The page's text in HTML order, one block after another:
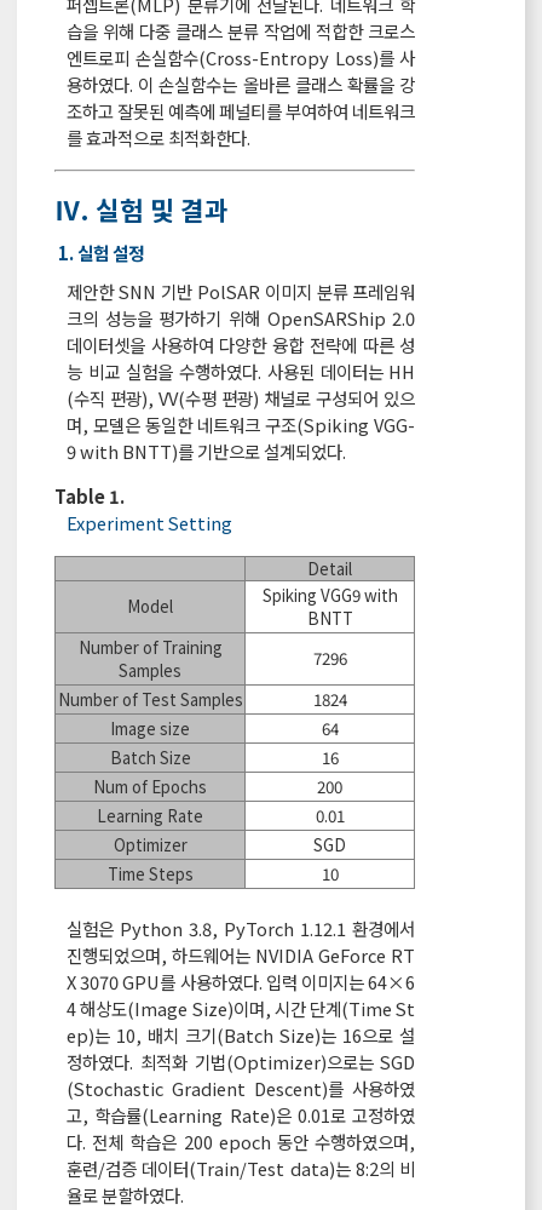
습을 위해 다중 클래스 분류 작업에 적합한 크로스
엔트로피 손실함수(Cross-Entropy Loss)를 사
용하였다. 이 손실함수는 올바른 클래스 확률을 강
조하고 잘못된 예측에 페널티를 부여하여 네트워크
를 효과적으로 최적화한다.
Ⅳ. 실험 및 결과
1. 실험 설정
제안한 SNN 기반 PolSAR 이미지 분류 프레임워
크의 성능을 평가하기 위해 OpenSARShip 2.0
데이터셋을 사용하여 다양한 융합 전략에 따른 성
능 비교 실험을 수행하였다. 사용된 데이터는 HH
(수직 편광), VV(수평 편광) 채널로 구성되어 있으
며, 모델은 동일한 네트워크 구조(Spiking VGG-
9 with BNTT)를 기반으로 설계되었다.
Table 1.
Experiment Setting
Detail
Model
Spiking VGG9 with
BNTT
Number of Training
Samples
7296
Number of Test Samples
1824
Image size
64
Batch Size
16
Num of Epochs
200
Learning Rate
0.01
Optimizer
SGD
Time Steps
10
실험은 Python 3.8, PyTorch 1.12.1 환경에서
진행되었으며, 하드웨어는 NVIDIA GeForce RT
X 3070 GPU를 사용하였다. 입력 이미지는 64×6
4 해상도(Image Size)이며, 시간 단계(Time St
ep)는 10, 배치 크기(Batch Size)는 16으로 설
정하였다. 최적화 기법(Optimizer)으로는 SGD
(Stochastic Gradient Descent)를 사용하였
고, 학습률(Learning Rate)은 0.01로 고정하였
다. 전체 학습은 200 epoch 동안 수행하였으며,
훈련/검증 데이터(Train/Test data)는 8:2의 비
율로 분할하였다.